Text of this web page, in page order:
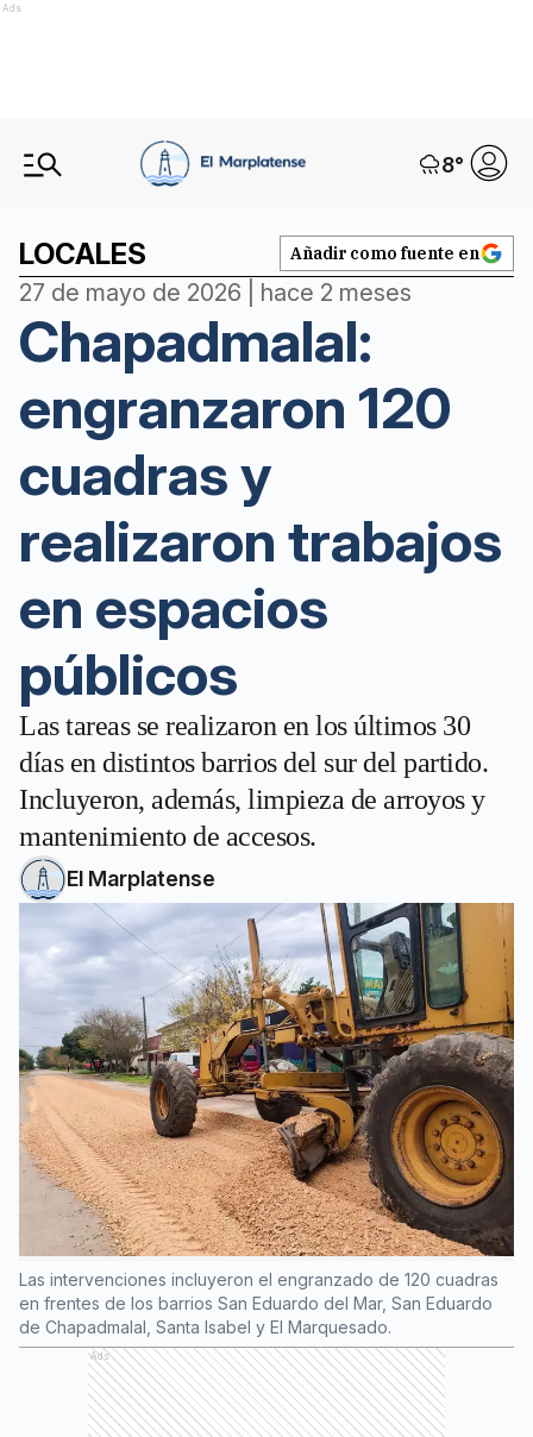
Ads
8°
LOCALES Añadir como fuente en
27 de mayo de 2026 | hace 2 meses
Chapadmalal:
engranzaron 120
cuadras y
realizaron trabajos
en espacios
públicos
Las tareas se realizaron en los últimos 30
días en distintos barrios del sur del partido.
Incluyeron, además, limpieza de arroyos y
mantenimiento de accesos.
El Marplatense
Las intervenciones incluyeron el engranzado de 120 cuadras
en frentes de los barrios San Eduardo del Mar, San Eduardo
de Chapadmalal, Santa Isabel y El Marquesado.
Ads